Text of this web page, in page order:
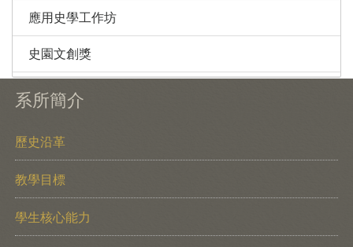
應用史學工作坊
史園文創獎
系所簡介
歷史沿革
教學目標
學生核心能力